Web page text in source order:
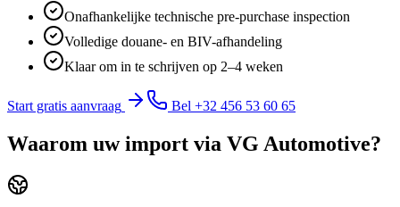
Onafhankelijke technische pre-purchase inspection
Volledige douane- en BIV-afhandeling
Klaar om in te schrijven op 2–4 weken
Start gratis aanvraag Bel +32 456 53 60 65
Waarom uw import via VG Automotive?